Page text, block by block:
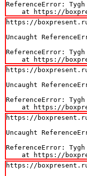
ReferenceError:
at https://
https://
Uncaught
ReferenceError:
at https://
https://
Uncaught
ReferenceError:
at https://
https://
Uncaught
ReferenceError:
at https://
https://